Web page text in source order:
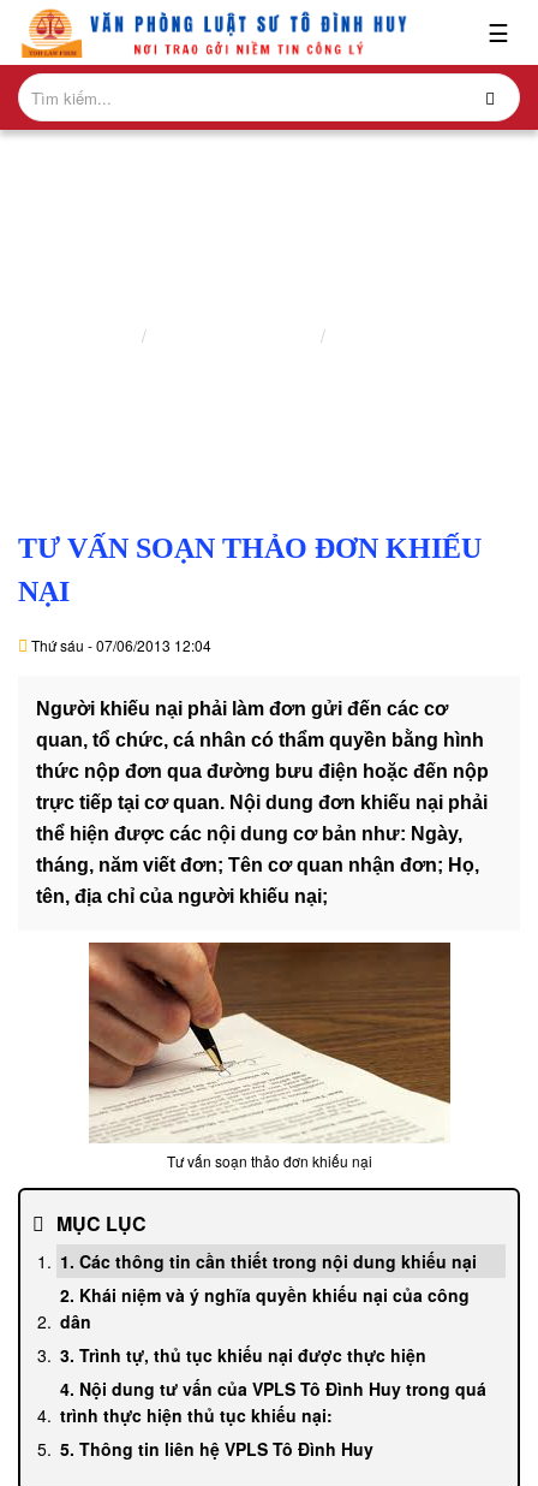
GIỚI
THIỆU
DỊCH
VỤ
VĂN
THỦ
TỤC
LIÊN
HỆ
☰
TƯ VẤN SOẠN THẢO ĐƠN KHIẾU
NẠI
Thứ sáu - 07/06/2013 12:04
Người khiếu nại phải làm đơn gửi đến các cơ
quan, tổ chức, cá nhân có thẩm quyền bằng hình
thức nộp đơn qua đường bưu điện hoặc đến nộp
trực tiếp tại cơ quan. Nội dung đơn khiếu nại phải
thể hiện được các nội dung cơ bản như: Ngày,
tháng, năm viết đơn; Tên cơ quan nhận đơn; Họ,
tên, địa chỉ của người khiếu nại;
Tư vấn soạn thảo đơn khiếu nại
MỤC LỤC
1. Các thông tin cần thiết trong nội dung khiếu nại
2. Khái niệm và ý nghĩa quyền khiếu nại của công
dân
3. Trình tự, thủ tục khiếu nại được thực hiện
4. Nội dung tư vấn của VPLS Tô Đình Huy trong quá
trình thực hiện thủ tục khiếu nại:
5. Thông tin liên hệ VPLS Tô Đình Huy